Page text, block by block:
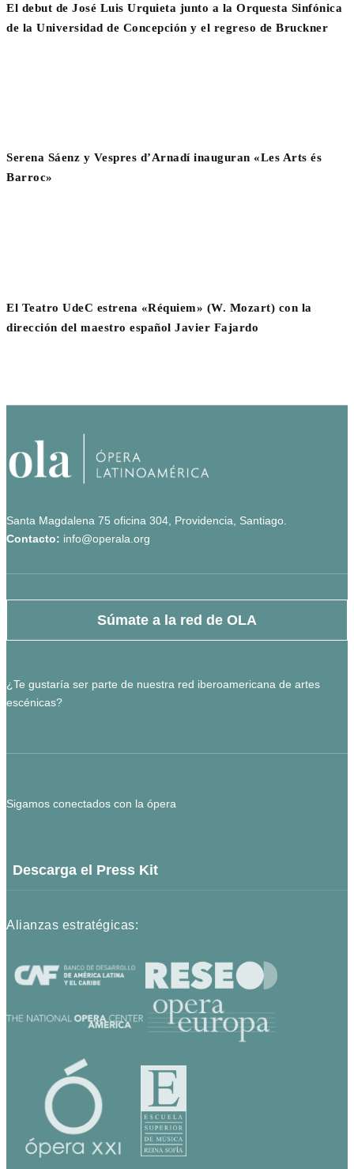
El debut de José Luis Urquieta junto a la Orquesta Sinfónica
de la Universidad de Concepción y el regreso de Bruckner
Serena Sáenz y Vespres d’Arnadí inauguran «Les Arts és
Barroc»
El Teatro UdeC estrena «Réquiem» (W. Mozart) con la
dirección del maestro español Javier Fajardo
Santa Magdalena 75 oficina 304, Providencia, Santiago.
Contacto: info@operala.org
Súmate a la red de OLA
¿Te gustaría ser parte de nuestra red iberoamericana de artes
escénicas?
Sigamos conectados con la ópera
Descarga el Press Kit
Alianzas estratégicas: